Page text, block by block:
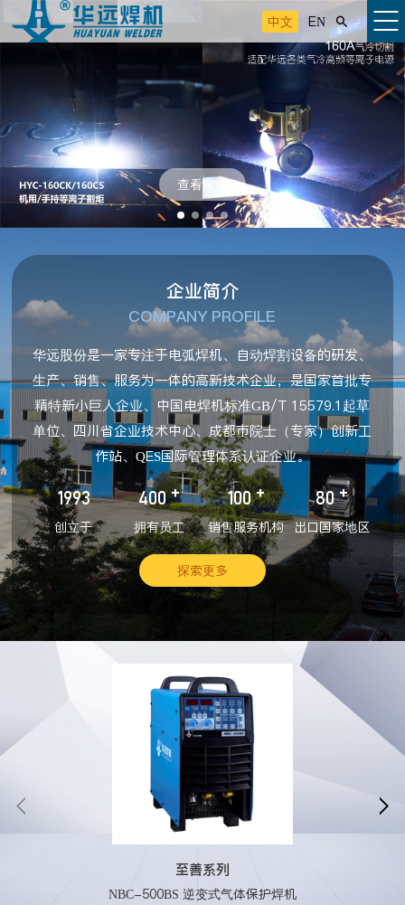
中文 EN 
查看详情
企业简介
COMPANY PROFILE
华远股份是一家专注于电弧焊机、自动焊割设备的研发、
生产、销售、服务为一体的高新技术企业，是国家首批专
精特新小巨人企业、中国电焊机标准GB/T 15579.1起草
单位、四川省企业技术中心、成都市院士（专家）创新工
作站、QES国际管理体系认证企业。
1993
创立于
400 +
拥有员工
100 +
销售服务机构
80 +
出口国家地区
探索更多
至善系列
NBC-500BS 逆变式气体保护焊机
 